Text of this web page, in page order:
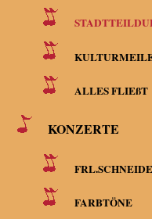
ALLES FLIEßT
KONZERTE
FARBTÖNE